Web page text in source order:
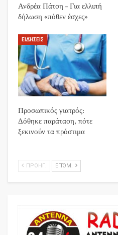
Ανδρέα Πάτση – Για ελλιπή
δήλωση «πόθεν έσχες»
ΕΙΔΉΣΕΙΣ
Προσωπικός γιατρός:
Δόθηκε παράταση, πότε
ξεκινούν τα πρόστιμα
ΠΡΟΗΓ. ΕΠΌΜ.